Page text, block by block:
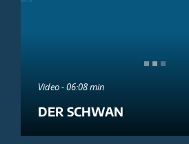
Video - 06:08 min
DER SCHWAN